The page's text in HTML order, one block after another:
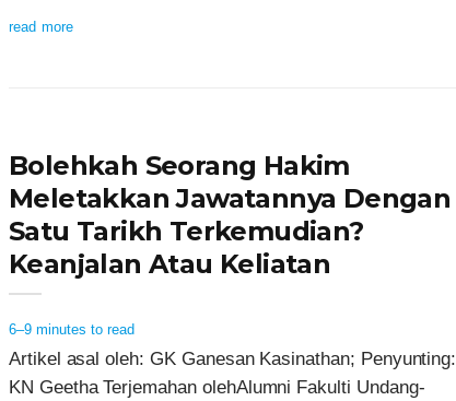
read more
Bolehkah Seorang Hakim
Meletakkan Jawatannya Dengan
Satu Tarikh Terkemudian?
Keanjalan Atau Keliatan
6–9 minutes to read
Artikel asal oleh: GK Ganesan Kasinathan; Penyunting:
KN Geetha Terjemahan olehAlumni Fakulti Undang-